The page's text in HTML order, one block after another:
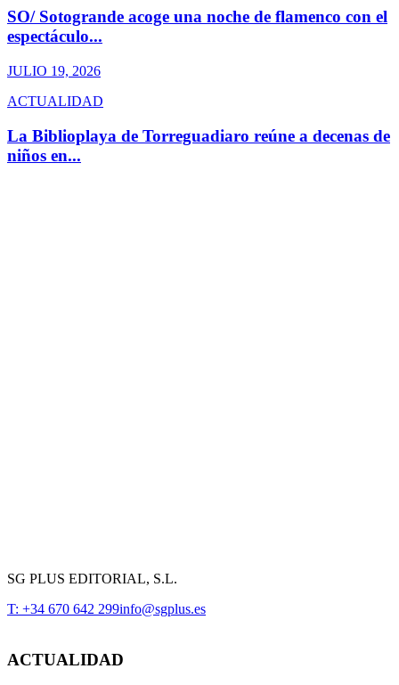
SO/ Sotogrande acoge una noche de flamenco con el
espectáculo...
JULIO 19, 2026
ACTUALIDAD
La Biblioplaya de Torreguadiaro reúne a decenas de
niños en...
SG PLUS EDITORIAL, S.L.
T: +34 670 642 299info@sgplus.es
ACTUALIDAD